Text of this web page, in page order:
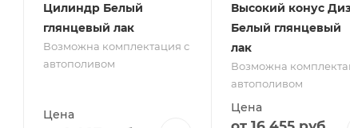
Цилиндр Белый
глянцевый лак
Возможна комплектация с
автополивом
Цена
Высокий конус
Белый глянцевый
лак
Возможна
автополивом
Цена